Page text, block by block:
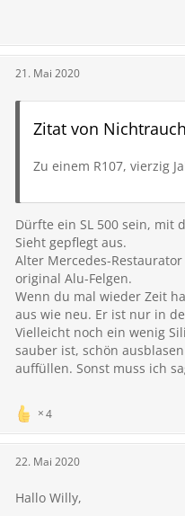
21. Mai 2020
Zitat von
Zu einem R107, vierzig
Dürfte ein SL 500 sein, mit
Sieht gepflegt aus.
Alter Mercedes-
original Alu-Felgen.
Wenn du mal wieder Zeit
aus wie neu. Er ist nur in
Vielleicht noch ein wenig
sauber ist, schön
auffüllen. Sonst muss ich
4
22. Mai 2020
Hallo Willy,